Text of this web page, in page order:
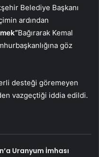
Belediye Başkanı
ardından
Bağırarak Kemal
göz
desteği göremeyen
vazgeçtiği iddia edildi.
Uranyum İmhası